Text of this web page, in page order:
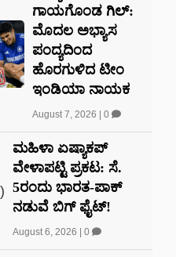
ಗಾಯಗೊಂಡ ಗಿಲ್:
ಮೊದಲ ಅಭ್ಯಾಸ
ಪಂದ್ಯದಿಂದ
ಹೊರಗುಳಿದ ಟೀಂ
ಇಂಡಿಯಾ ನಾಯಕ
August 7, 2026 0
ಮಹಿಳಾ ಏಷ್ಯಾಕಪ್
ವೇಳಾಪಟ್ಟಿ ಪ್ರಕಟ: ಸೆ.
5ರಂದು ಭಾರತ-ಪಾಕ್‌
ನಡುವೆ ಬಿಗ್ ಫೈಟ್!
August 6, 2026 0